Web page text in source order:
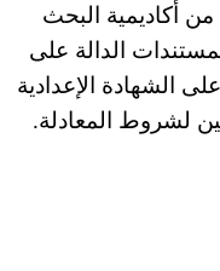
أكاديمية البحث
الدالة على
الشهادة الإعدادية
لشروط المعادلة.